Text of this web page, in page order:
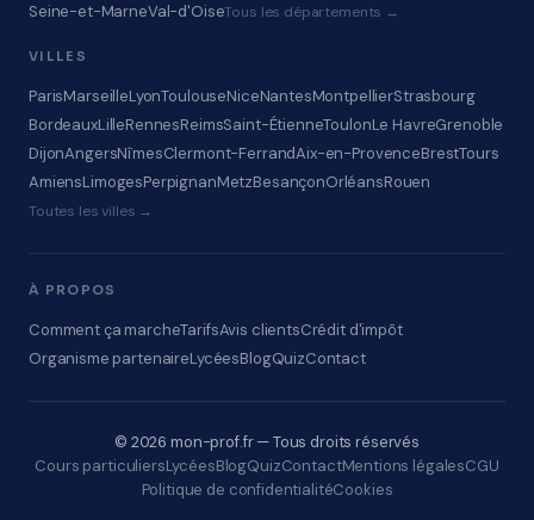
Seine-et-MarneVal-d'OiseTous les départements →
VILLES
ParisMarseilleLyonToulouseNiceNantesMontpellierStrasbourg
BordeauxLilleRennesReimsSaint-ÉtienneToulonLe HavreGrenoble
DijonAngersNîmesClermont-FerrandAix-en-ProvenceBrestTours
AmiensLimogesPerpignanMetzBesançonOrléansRouen
Toutes les villes →
À PROPOS
Comment ça marcheTarifsAvis clientsCrédit d'impôt
Organisme partenaireLycéesBlogQuizContact
© 2026 mon-prof.fr — Tous droits réservés
Cours particuliersLycéesBlogQuizContactMentions légalesCGU
Politique de confidentialitéCookies